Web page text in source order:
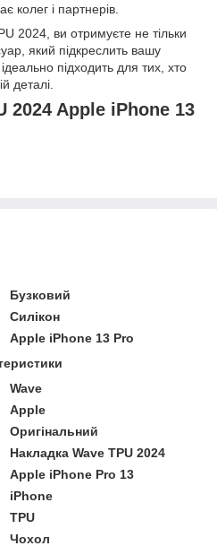
колег і партнерів.
2024, ви отримуєте не тільки
який підкреслить вашу
підходить для тих, хто
деталі.
2024 Apple iPhone 13
Бузковий
Силікон
Apple iPhone 13 Pro
Wave
Apple
Оригінальний
Накладка Wave TPU 2024
Apple iPhone Pro 13
iPhone
TPU
Чохол